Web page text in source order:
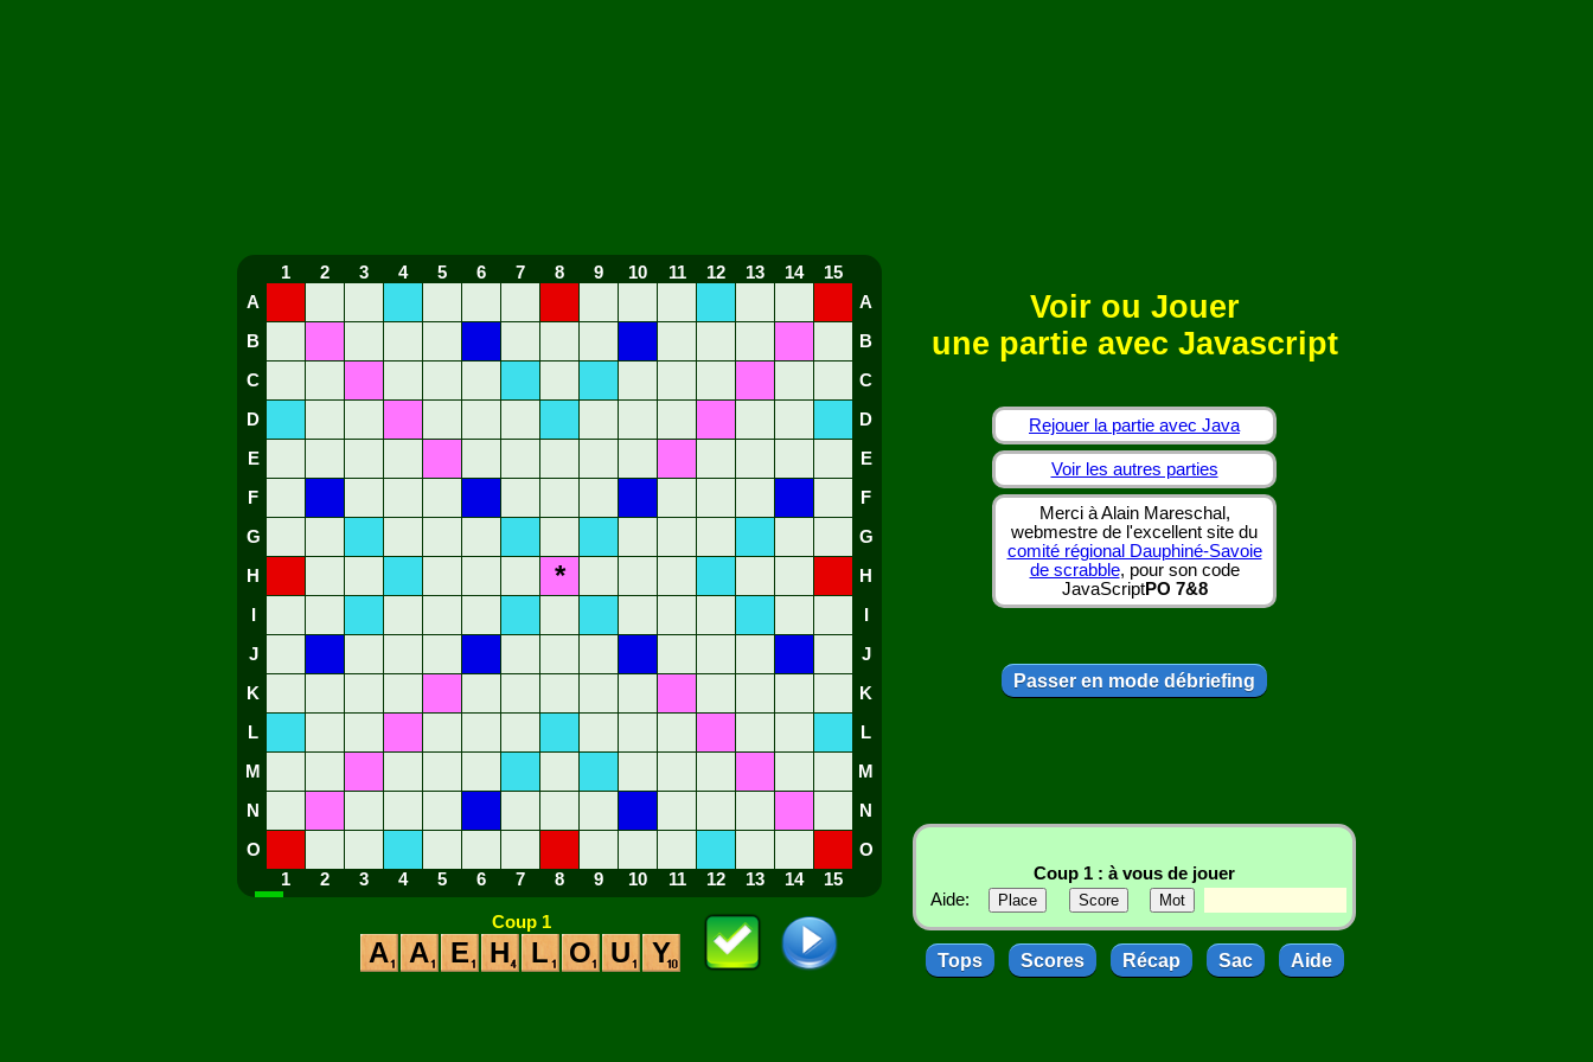
1 2 3 4 5 6 7 8 9 10 11 12 13 14
15
A
A
B B
C C
D D
E E
F F
G G
H * H
J J
K K
L L
M M
N N
O
O
1
2 3 4 5 6 7 8 9 10 11 12 13 14 15
Coup 1
A A E H L O U Y
Voir ou Jouer
une partie avec Javascript
Rejouer la partie avec Java
Voir les autres parties
Merci à Alain Mareschal,
webmestre de l'excellent site du
comité régional Dauphiné-Savoie
de scrabble, pour son code
JavaScriptPO 7&8
Passer en mode débriefing
Coup 1 : à vous de jouer
Aide:
Tops Scores Récap Sac Aide